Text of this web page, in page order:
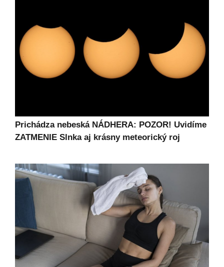
Prichádza nebeská NÁDHERA: POZOR! Uvidíme
ZATMENIE Slnka aj krásny meteorický roj